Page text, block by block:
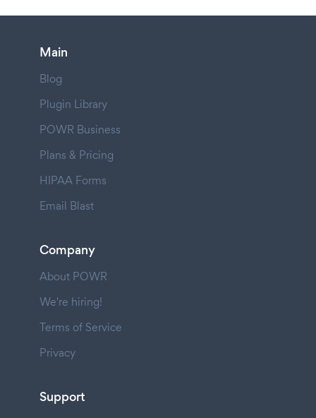
Main
Blog
Plugin Library
POWR Business
Plans & Pricing
HIPAA Forms
Email Blast
Company
About POWR
We're hiring!
Terms of Service
Privacy
Support